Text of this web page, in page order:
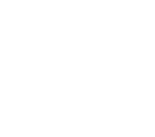
• 因中風、柏
• 服用酒精飲
• 習慣急速飲